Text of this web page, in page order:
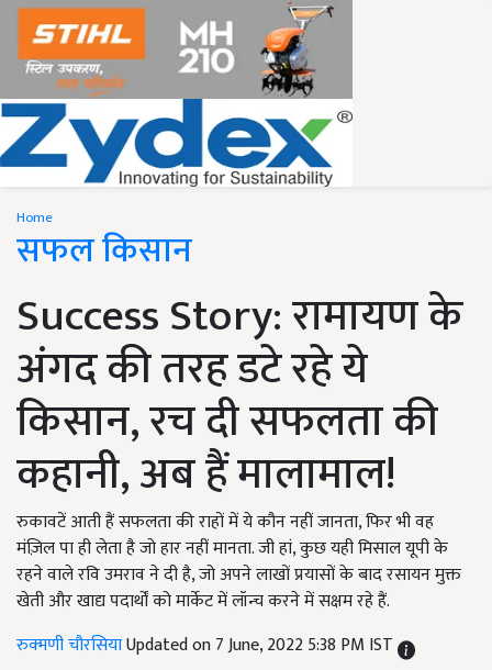
Home
सफल किसान
Success Story: रामायण के
अंगद की तरह डटे रहे ये
किसान, रच दी सफलता की
कहानी, अब हैं मालामाल!
रुकावटें आती हैं सफलता की राहों में ये कौन नहीं जानता, फिर भी वह
मंज़िल पा ही लेता है जो हार नहीं मानता. जी हां, कुछ यही मिसाल यूपी के
रहने वाले रवि उमराव ने दी है, जो अपने लाखों प्रयासों के बाद रसायन मुक्त
खेती और खाद्य पदार्थों को मार्केट में लॉन्च करने में सक्षम रहे हैं.
रुक्मणी चौरसियाUpdated on 7 June, 2022 5:38 PM IST